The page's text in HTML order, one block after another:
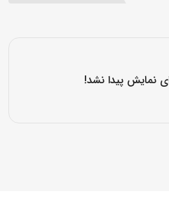
نمایش پیدا نشد!